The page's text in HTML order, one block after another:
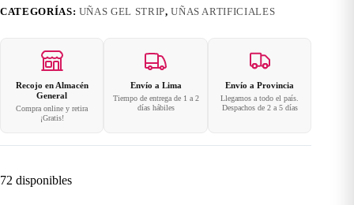
CATEGORÍAS: UÑAS GEL STRIP,UÑAS ARTIFICIALES
Recojo en Almacén
General
Compra online y retira
¡Gratis!
Envío a Lima
Tiempo de entrega de 1 a 2
días hábiles
Envío a Provincia
Llegamos a todo el país.
Despachos de 2 a 5 días
72 disponibles